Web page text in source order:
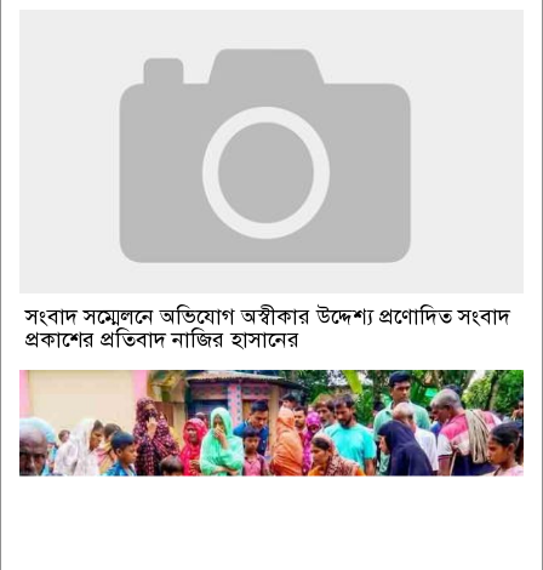
সংবাদ সম্মেলনে অভিযোগ অস্বীকার উদ্দেশ্য প্রণোদিত সংবাদ
প্রকাশের প্রতিবাদ নাজির হাসানের